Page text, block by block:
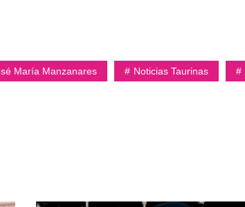
María Manzanares Noticias Taurinas